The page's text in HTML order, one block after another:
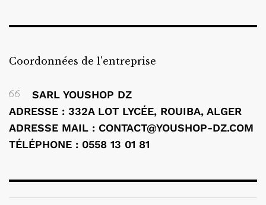
Coordonnées de l'entreprise
SARL YOUSHOP DZ
ADRESSE : 332A LOT LYCÉE, ROUIBA, ALGER
ADRESSE MAIL : CONTACT@YOUSHOP-DZ.COM
TÉLÉPHONE : 0558 13 01 81